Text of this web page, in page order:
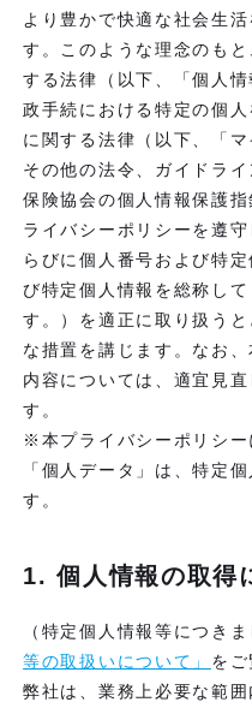
より豊かで快適な社会生
す。このような理念のも
する法律（以下、「個人
政手続における特定の個
に関する法律（以下、「
その他の法令、ガイドラ
保険協会の個人情報保護
ライバシーポリシーを遵
らびに個人番号および特
び特定個人情報を総称し
す。）を適正に取り扱う
な措置を講じます。なお
内容については、適宜見
す。
※本プライバシーポリシ
「個人データ」は、特定
す。
1. 個人情報の取得
（特定個人情報等につき
等の取扱いについて」 をご
弊社は、業務上必要な範